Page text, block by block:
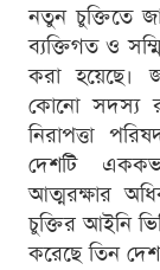
নতুন চুক্তিতে
ব্যক্তিগত ও
করা হয়েছে।
কোনো সদস্য
নিরাপত্তা
দেশটি
আত্মরক্ষার
চুক্তির আইনি
করেছে তিন